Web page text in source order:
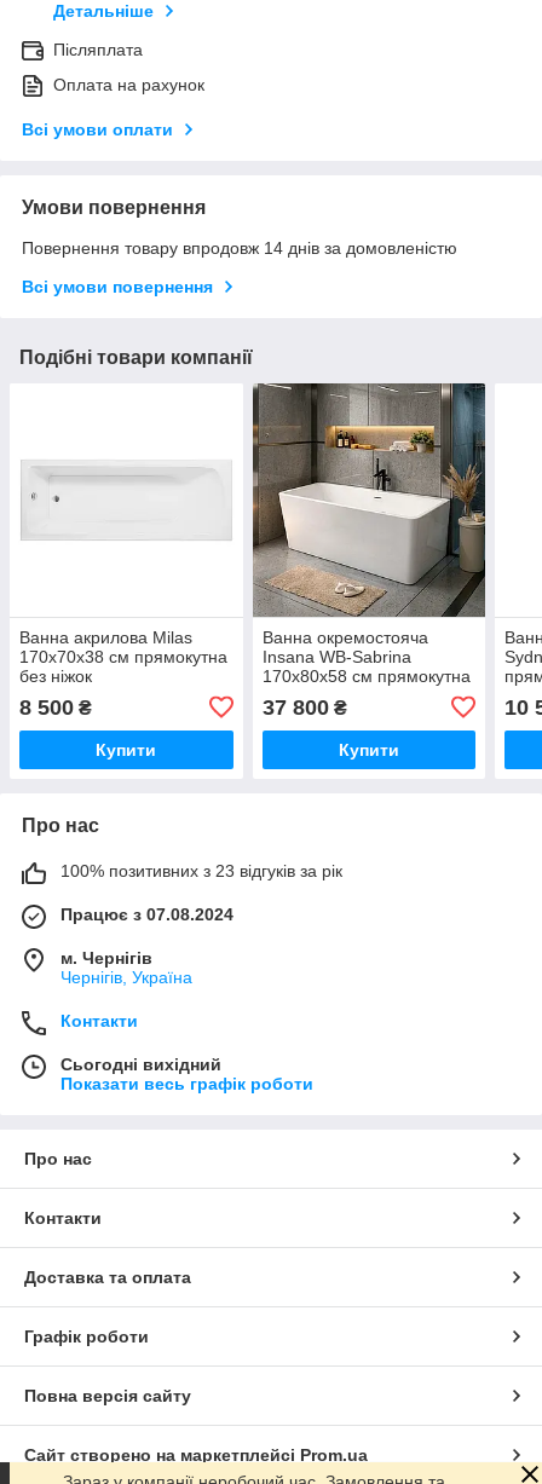
Детальніше
Післяплата
Оплата на рахунок
Всі умови оплати
Умови повернення
Повернення товару впродовж 14 днів за домовленістю
Всі умови повернення
Подібні товари компанії
Ванна акрилова Milas
170x70х38 см прямокутна
без ніжок
8 500 ₴
Купити
Ванна окремостояча
Insana WB-Sabrina
170х80х58 см прямокутна
сифоном
37 800₴
Купити
10
Про нас
100% позитивних з 23 відгуків за рік
Працює з 07.08.2024
м. Чернігів
Чернігів, Україна
Контакти
Сьогодні вихідний
Показати весь графік роботи
Про нас
Контакти
Доставка та оплата
Графік роботи
Повна версія сайту
Сайт створено на маркетплейсі Prom.ua